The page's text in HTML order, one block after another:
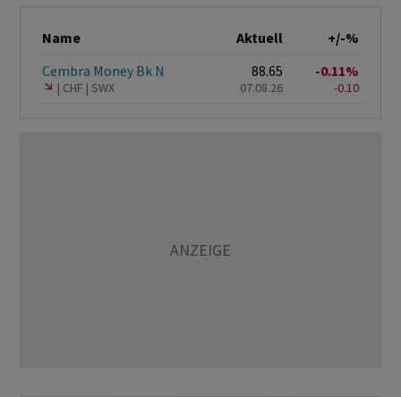
Name Aktuell
+/-%
Cembra Money Bk N
CHF SWX
88.65
07.08.26
-0.11%
-0.10